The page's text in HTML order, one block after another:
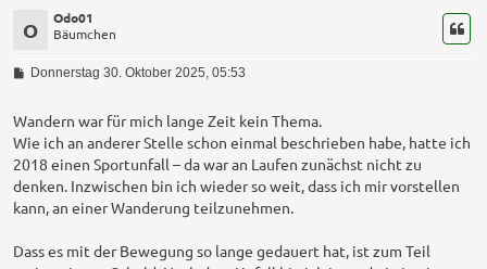
O
Odo01
Bäumchen
B
t
a
g
Donnerstag 30. Oktober 2025, 05:53
Wandern war für mich lange Zeit kein Thema.
Wie ich an anderer Stelle schon einmal beschrieben habe, hatte ich
2018 einen Sportunfall – da war an Laufen zunächst nicht zu
denken. Inzwischen bin ich wieder so weit, dass ich mir vorstellen
kann, an einer Wanderung teilzunehmen.
Dass es mit der Bewegung so lange gedauert hat, ist zum Teil